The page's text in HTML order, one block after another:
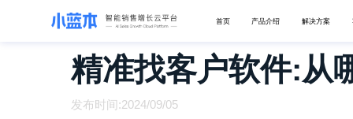
首页 产品介绍 解决方案
精准找客户软件:从
发布时间:2024/09/05